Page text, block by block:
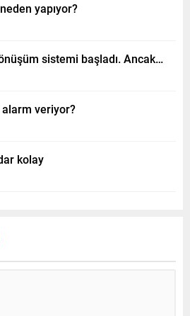
yapıyor?
sistemi başladı. Ancak…
veriyor?
kolay